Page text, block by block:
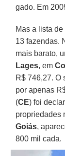
gado. Em
Mas a lista
13 fazendas.
mais barato,
Lages, em
R$ 746,27. O
por apenas
(CE) foi
propriedades
Goiás,
800 mil cada.